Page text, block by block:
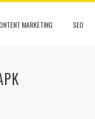
MARKETING SEO